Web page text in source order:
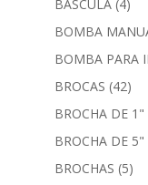
BASCULA (4)
BOMBA
BOMBA PARA
BROCAS (42)
BROCHA DE 1"
BROCHA DE 5"
BROCHAS (5)